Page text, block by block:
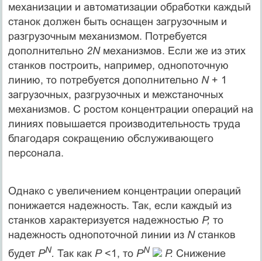
механизации и автоматизации обработки каждый
станок должен быть оснащен загрузочным и
разгрузочным механизмом. Потребуется
дополни­тельно 2N механизмов. Если же из этих
станков построить, напри­мер, однопоточную
линию, то потребуется дополнительно N + 1
загрузочных, разгрузочных и межстаночных
механизмов. С ростом концентрации операций на
линиях повышается производительность труда
благодаря сокращению обслуживающего
персонала.
Однако с увеличением концентрации операций
понижается на­дежность. Так, если каждый из
станков характеризуется надеж­ностью Р, то
надежность однопоточной линии из N станков
будет PN. Так как Р <1, то PN Р. Снижение